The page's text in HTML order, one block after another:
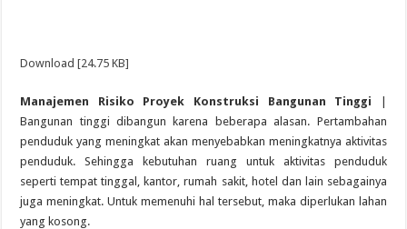
Download [24.75 KB]
Manajemen Risiko Proyek Konstruksi Bangunan Tinggi
Bangunan tinggi dibangun karena beberapa alasan. Pertambahan
penduduk yang meningkat akan menyebabkan meningkatnya aktivitas
penduduk. Sehingga kebutuhan ruang untuk aktivitas penduduk
seperti tempat tinggal, kantor, rumah sakit, hotel dan lain sebagainya
juga meningkat. Untuk memenuhi hal tersebut, maka diperlukan lahan
yang kosong.